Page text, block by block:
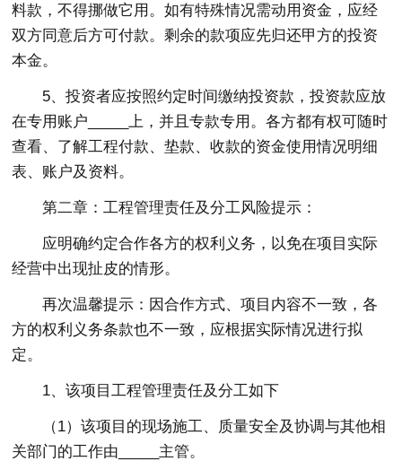
料款，不得挪做它用。如有特殊情况需动用资金，应经
双方同意后方可付款。剩余的款项应先归还甲方的投资
本金。
5、投资者应按照约定时间缴纳投资款，投资款应放
在专用账户_____上，并且专款专用。各方都有权可随时
查看、了解工程付款、垫款、收款的资金使用情况明细
表、账户及资料。
第二章：工程管理责任及分工风险提示：
应明确约定合作各方的权利义务，以免在项目实际
经营中出现扯皮的情形。
再次温馨提示：因合作方式、项目内容不一致，各
方的权利义务条款也不一致，应根据实际情况进行拟
定。
1、该项目工程管理责任及分工如下
（1）该项目的现场施工、质量安全及协调与其他相
关部门的工作由_____主管。